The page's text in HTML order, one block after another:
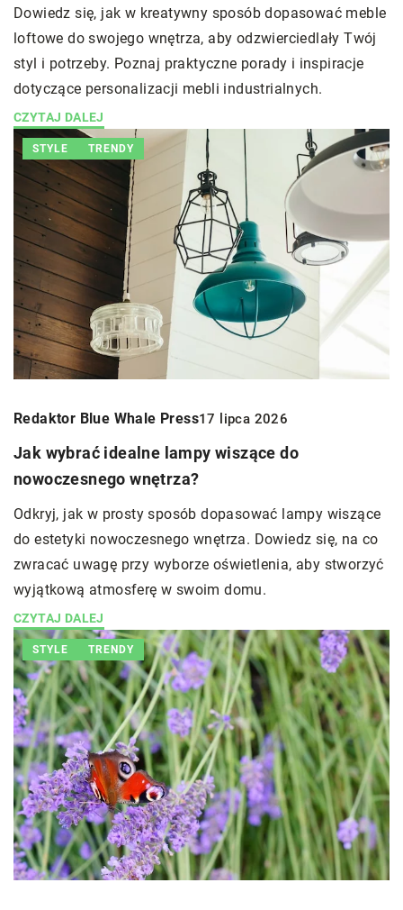
Dowiedz się, jak w kreatywny sposób dopasować meble
loftowe do swojego wnętrza, aby odzwierciedlały Twój
styl i potrzeby. Poznaj praktyczne porady i inspiracje
dotyczące personalizacji mebli industrialnych.
CZYTAJ DALEJ
STYLE TRENDY
Redaktor Blue Whale Press17 lipca 2026
Jak wybrać idealne lampy wiszące do
nowoczesnego wnętrza?
Odkryj, jak w prosty sposób dopasować lampy wiszące
do estetyki nowoczesnego wnętrza. Dowiedz się, na co
zwracać uwagę przy wyborze oświetlenia, aby stworzyć
wyjątkową atmosferę w swoim domu.
CZYTAJ DALEJ
STYLE TRENDY